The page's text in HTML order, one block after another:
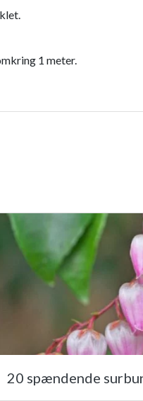
1 meter.
20 spændende